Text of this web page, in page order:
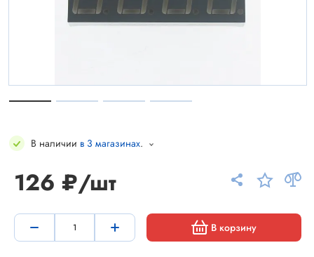
В наличии в 3 магазинах.
126 ₽/шт
В корзину